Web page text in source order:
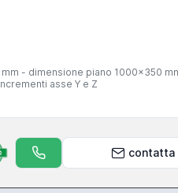
- dimensione piano 1000x350
asse Y e Z
contatta